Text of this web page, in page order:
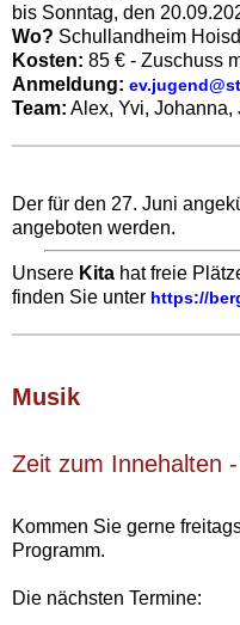
bis Sonntag, den
Wo? Schullandheim
Kosten: 85 € - Zuschuss
Anmeldung:
Team: Alex, Yvi,
Der für den 27. Juni
angeboten werden.
Unsere Kita hat freie
finden Sie unter https://
Musik‍
Zeit zum Innehalten
Kommen Sie gerne
Programm.
Die nächsten Termine: